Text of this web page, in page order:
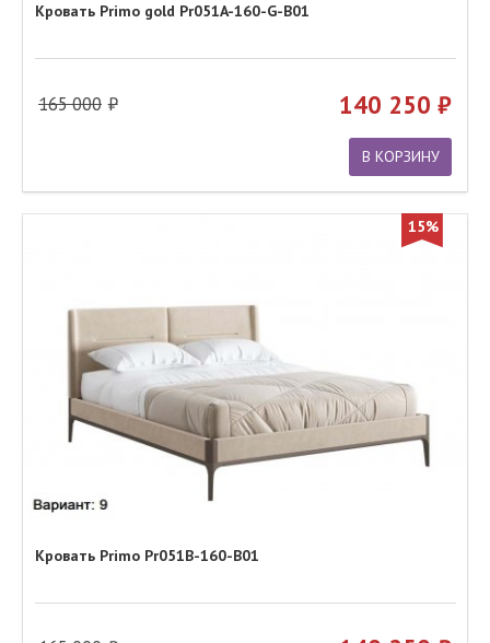
Кровать Primo gold Pr051A-160-G-B01
165 000 140 250
В КОРЗИНУ
15%
Кровать Primo Pr051B-160-B01